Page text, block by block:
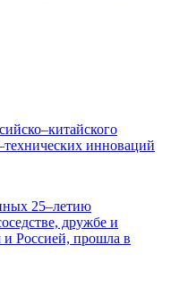
инноваций
25–летию
дружбе и
и Россией, прошла в